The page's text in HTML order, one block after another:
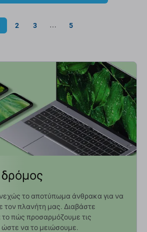
2 3 ⋯ 5
το αποτύπωμα άνθρακα για να
τον πλανήτη μας. Διαβάστε
το πώς προσαρμόζουμε τις
ώστε να το μειώσουμε.